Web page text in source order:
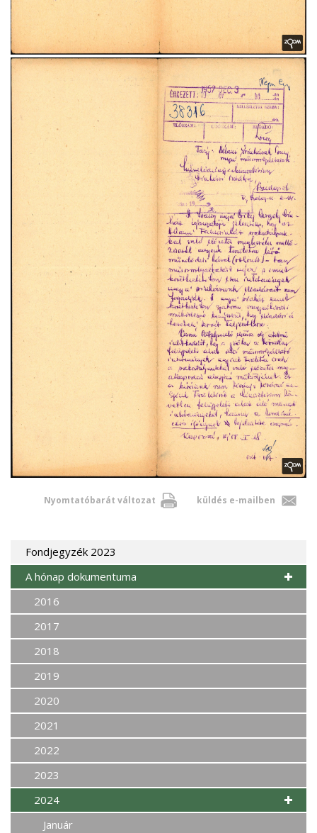
Nyomtatóbarát változat küldés e-mailben
Fondjegyzék 2023
A hónap dokumentuma
2016
2017
2018
2019
2020
2021
2022
2023
2024
Január